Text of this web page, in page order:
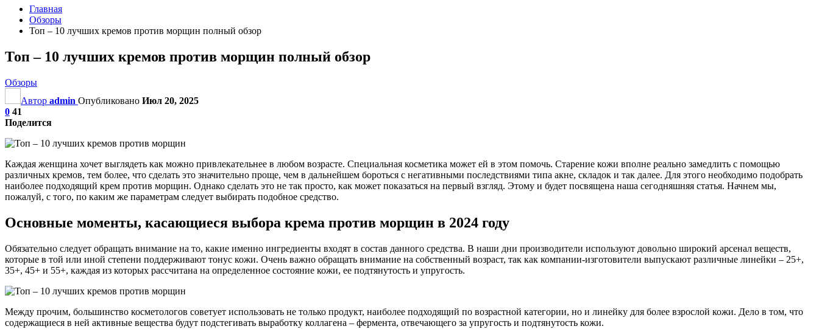
Главная
Обзоры
Топ – 10 лучших кремов против морщин полный обзор
Топ – 10 лучших кремов против морщин полный обзор
Обзоры
Автор admin Опубликовано Июл 20, 2025
0 41
Поделится
Каждая женщина хочет выглядеть как можно привлекательнее в любом возрасте. Специальная косметика может ей в этом помочь. Старение кожи вполне реально замедлить с помощью
различных кремов, тем более, что сделать это значительно проще, чем в дальнейшем бороться с негативными последствиями типа акне, складок и так далее. Для этого необходимо подобрать
наиболее подходящий крем против морщин. Однако сделать это не так просто, как может показаться на первый взгляд. Этому и будет посвящена наша сегодняшняя статья. Начнем мы,
пожалуй, с того, по каким же параметрам следует выбирать подобное средство.
Основные моменты, касающиеся выбора крема против морщин в 2024 году
Обязательно следует обращать внимание на то, какие именно ингредиенты входят в состав данного средства. В наши дни производители используют довольно широкий арсенал веществ,
которые в той или иной степени поддерживают тонус кожи. Очень важно обращать внимание на собственный возраст, так как компании-изготовители выпускают различные линейки – 25+,
35+, 45+ и 55+, каждая из которых рассчитана на определенное состояние кожи, ее подтянутость и упругость.
Между прочим, большинство косметологов советует использовать не только продукт, наиболее подходящий по возрастной категории, но и линейку для более взрослой кожи. Дело в том, что
содержащиеся в ней активные вещества будут подстегивать выработку коллагена – фермента, отвечающего за упругость и подтянутость кожи.